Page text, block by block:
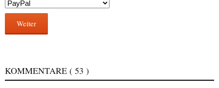
Weiter
KOMMENTARE ( 53 )